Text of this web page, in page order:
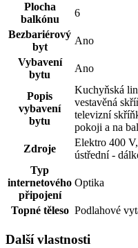
Plocha
balkónu
6
Bezbariérový
byt
Ano
Vybavení
bytu
Ano
Popis
vybavení
bytu
Kuchyňská
vestavěná
televizní
pokoji a na
Zdroje
Elektro 400
ústřední -
Typ
internetového
připojení
Optika
Topné těleso Podlahové
Další vlastnosti